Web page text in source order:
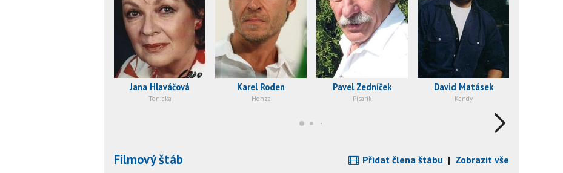
Jana Hlaváčová
Tonicka
Karel Roden
Honza
Pavel Zedníček
Písarík
David Matásek
Kendy
Filmový štáb Přidat člena štábu | Zobrazit vše